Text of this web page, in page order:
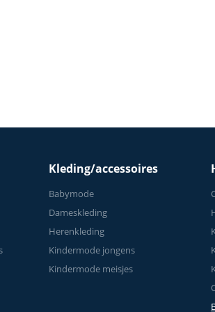
Kleding/accessoires
Babymode
Dameskleding
Herenkleding
Kindermode jongens
Kindermode meisjes